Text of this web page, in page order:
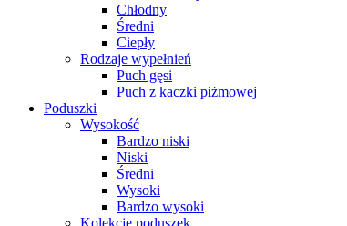
Chłodny
Średni
Ciepły
Rodzaje wypełnień
Puch gęsi
Puch z kaczki piżmowej
Poduszki
Wysokość
Bardzo niski
Niski
Średni
Wysoki
Bardzo wysoki
Kolekcje poduszek